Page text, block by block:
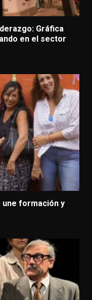
Gráfica
en el sector
une formación y